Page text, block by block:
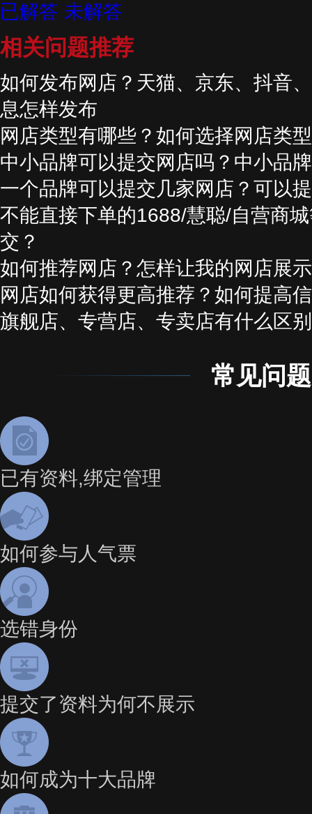
已解答 未解答
相关问题推荐
如何发布网店？天猫、京东、抖音
息怎样发布
网店类型有哪些？如何选择网店类
中小品牌可以提交网店吗？中小品
一个品牌可以提交几家网店？可以
不能直接下单的1688/慧聪/自营商
交？
如何推荐网店？怎样让我的网店展
网店如何获得更高推荐？如何提高
旗舰店、专营店、专卖店有什么区
常见问题
已有资料,绑定管理
如何参与人气票
选错身份
提交了资料为何不展示
如何成为十大品牌